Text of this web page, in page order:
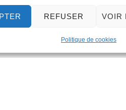
REFUSER VOIR
Politique de cookies